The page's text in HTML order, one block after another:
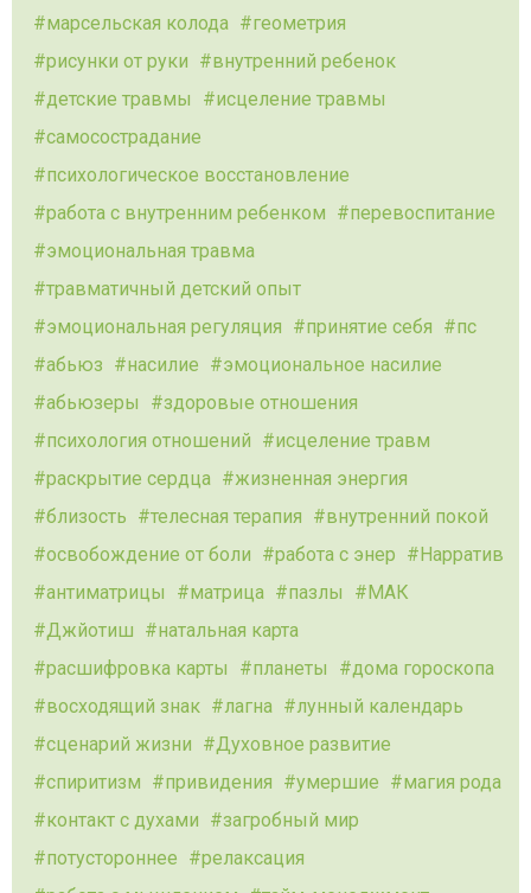
марсельская колода
геометрия
рисунки от руки
внутренний ребенок
детские травмы
исцеление травмы
самосострадание
психологическое восстановление
работа с внутренним ребенком
перевоспитание
эмоциональная травма
травматичный детский опыт
эмоциональная регуляция
принятие себя
пс
абьюз
насилие
эмоциональное насилие
абьюзеры
здоровые отношения
психология отношений
исцеление травм
раскрытие сердца
жизненная энергия
близость
телесная терапия
внутренний покой
освобождение от боли
работа с энер
Нарратив
антиматрицы
матрица пазлы
МАК
Джйотиш
натальная карта
расшифровка карты
планеты
дома гороскопа
восходящий знак
лагна
лунный календарь
сценарий жизни
Духовное развитие
спиритизм
привидения умершие
магия рода
контакт с духами
загробный мир
потустороннее
релаксация